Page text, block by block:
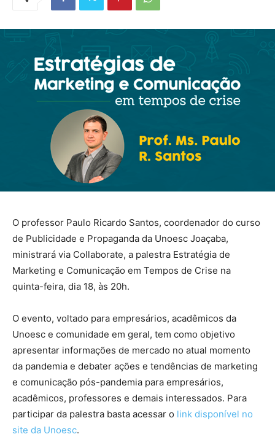
O professor Paulo Ricardo Santos, coordenador do curso
de Publicidade e Propaganda da Unoesc Joaçaba,
ministrará via Collaborate, a palestra Estratégia de
Marketing e Comunicação em Tempos de Crise na
quinta-feira, dia 18, às 20h.
O evento, voltado para empresários, acadêmicos da
Unoesc e comunidade em geral, tem como objetivo
apresentar informações de mercado no atual momento
da pandemia e debater ações e tendências de marketing
e comunicação pós-pandemia para empresários,
acadêmicos, professores e demais interessados. Para
participar da palestra basta acessar o link disponível no
site da Unoesc.